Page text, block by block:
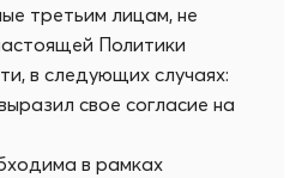
третьим лицам, не
Политики
в следующих случаях:
свое согласие на
в рамках